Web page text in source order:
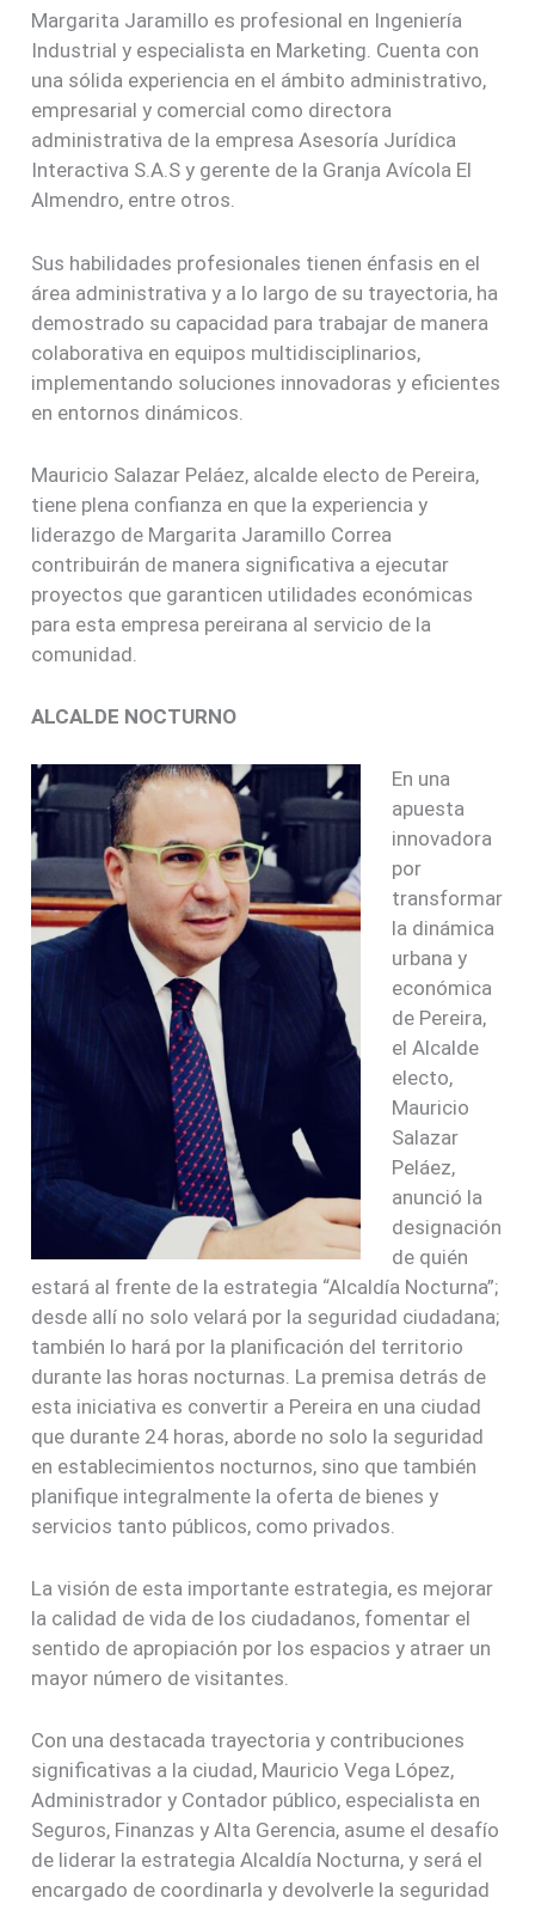
Margarita Jaramillo es profesional en Ingeniería
Industrial y especialista en Marketing. Cuenta con
una sólida experiencia en el ámbito administrativo,
empresarial y comercial como directora
administrativa de la empresa Asesoría Jurídica
Interactiva S.A.S y gerente de la Granja Avícola El
Almendro, entre otros.
Sus habilidades profesionales tienen énfasis en el
área administrativa y a lo largo de su trayectoria, ha
demostrado su capacidad para trabajar de manera
colaborativa en equipos multidisciplinarios,
implementando soluciones innovadoras y eficientes
en entornos dinámicos.
Mauricio Salazar Peláez, alcalde electo de Pereira,
tiene plena confianza en que la experiencia y
liderazgo de Margarita Jaramillo Correa
contribuirán de manera significativa a ejecutar
proyectos que garanticen utilidades económicas
para esta empresa pereirana al servicio de la
comunidad.
ALCALDE NOCTURNO
En una
apuesta
innovadora
por
transformar
la dinámica
urbana y
económica
de Pereira,
el Alcalde
electo,
Mauricio
Salazar
Peláez,
anunció la
designación
de quién
estará al frente de la estrategia “Alcaldía Nocturna”;
desde allí no solo velará por la seguridad ciudadana;
también lo hará por la planificación del territorio
durante las horas nocturnas. La premisa detrás de
esta iniciativa es convertir a Pereira en una ciudad
que durante 24 horas, aborde no solo la seguridad
en establecimientos nocturnos, sino que también
planifique integralmente la oferta de bienes y
servicios tanto públicos, como privados.
La visión de esta importante estrategia, es mejorar
la calidad de vida de los ciudadanos, fomentar el
sentido de apropiación por los espacios y atraer un
mayor número de visitantes.
Con una destacada trayectoria y contribuciones
significativas a la ciudad, Mauricio Vega López,
Administrador y Contador público, especialista en
Seguros, Finanzas y Alta Gerencia, asume el desafío
de liderar la estrategia Alcaldía Nocturna, y será el
encargado de coordinarla y devolverle la seguridad